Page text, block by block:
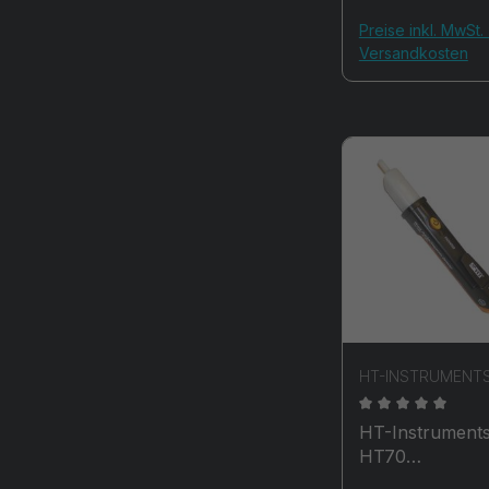
Preise inkl. MwSt.
Versandkosten
HT-
HT-Instruments
HT70